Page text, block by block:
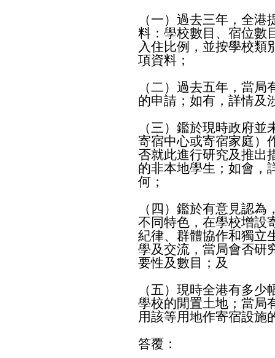
（一）過去三年，全
料：學校數目、宿位數
入住比例，並按學校類
項資料；
（二）過去五年，當
的申請；如有，詳情及
（三）鑑於現時政府
寄宿中心或寄宿家庭）
否就此進行研究及推出
的非本地學生；如會，
何；
（四）鑑於有意見認
不同特色，在學校增設
紀律、群體協作和獨立
學及交流，當局會否研
要性及數目；及
（五）現時全港有多
學校的閒置土地；當局
用該等用地作寄宿設施
答覆：